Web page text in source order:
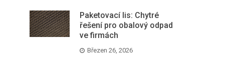
Paketovací lis: Chytré
řešení pro obalový odpad
ve firmách
Březen 26, 2026